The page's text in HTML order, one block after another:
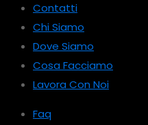
Contatti
Chi Siamo
Dove Siamo
Cosa Facciamo
Lavora Con Noi
Faq